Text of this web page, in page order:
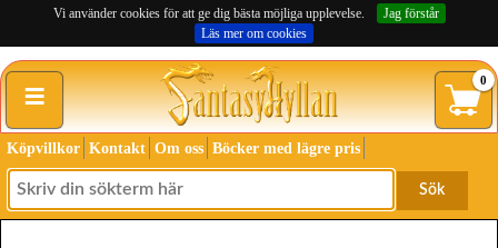
Vi använder cookies för att ge dig bästa möjliga upplevelse.
Jag förstår
Läs mer om cookies
≡ 0
Köpvillkor Kontakt Om oss Böcker med lägre pris
Sök